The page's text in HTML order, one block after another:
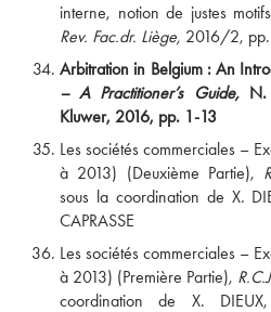
interne, notion de justes
Rev. Fac.dr. Liège, 2016/2,
Arbitration in Belgium : An
– A Practitioner’s Guide,
Kluwer, 2016, pp. 1-13
Les sociétés commerciales –
à 2013) (Deuxième Partie),
sous la coordination de X.
CAPRASSE
Les sociétés commerciales –
à 2013) (Première Partie),
coordination de X.